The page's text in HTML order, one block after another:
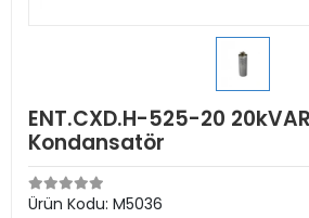
ENT.CXD.H-525-20
Kondansatör
Ürün Kodu: M5036